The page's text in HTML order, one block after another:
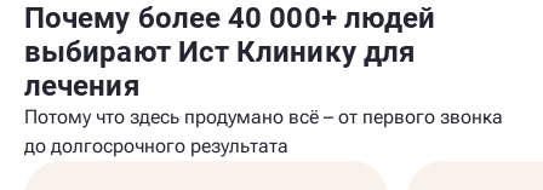
Почему более 40 000+ людей
выбирают Ист Клинику для
лечения
Потому что здесь продумано всё – от первого звонка
до долгосрочного результата